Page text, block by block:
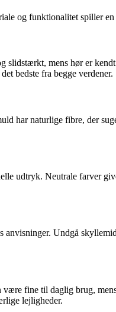
og funktionalitet spiller
slidstærkt, mens hør er
bedste fra begge verdener.
har naturlige fibre, der
udtryk. Neutrale farver
Undgå
fine til daglig brug,
lejligheder.